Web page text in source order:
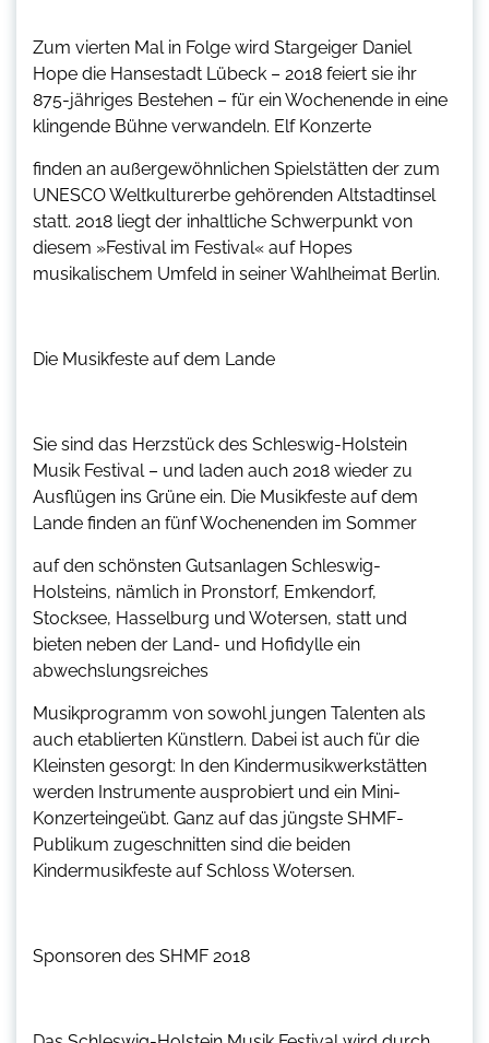
Zum vierten Mal in Folge wird Stargeiger Daniel
Hope die Hansestadt Lübeck – 2018 feiert sie ihr
875-jähriges Bestehen – für ein Wochenende in eine
klingende Bühne verwandeln. Elf Konzerte
finden an außergewöhnlichen Spielstätten der zum
UNESCO Weltkulturerbe gehörenden Altstadtinsel
statt. 2018 liegt der inhaltliche Schwerpunkt von
diesem »Festival im Festival« auf Hopes
musikalischem Umfeld in seiner Wahlheimat Berlin.
Die Musikfeste auf dem Lande
Sie sind das Herzstück des Schleswig-Holstein
Musik Festival – und laden auch 2018 wieder zu
Ausflügen ins Grüne ein. Die Musikfeste auf dem
Lande finden an fünf Wochenenden im Sommer
auf den schönsten Gutsanlagen Schleswig-
Holsteins, nämlich in Pronstorf, Emkendorf,
Stocksee, Hasselburg und Wotersen, statt und
bieten neben der Land- und Hofidylle ein
abwechslungsreiches
Musikprogramm von sowohl jungen Talenten als
auch etablierten Künstlern. Dabei ist auch für die
Kleinsten gesorgt: In den Kindermusikwerkstätten
werden Instrumente ausprobiert und ein Mini-
Konzerteingeübt. Ganz auf das jüngste SHMF-
Publikum zugeschnitten sind die beiden
Kindermusikfeste auf Schloss Wotersen.
Sponsoren des SHMF 2018